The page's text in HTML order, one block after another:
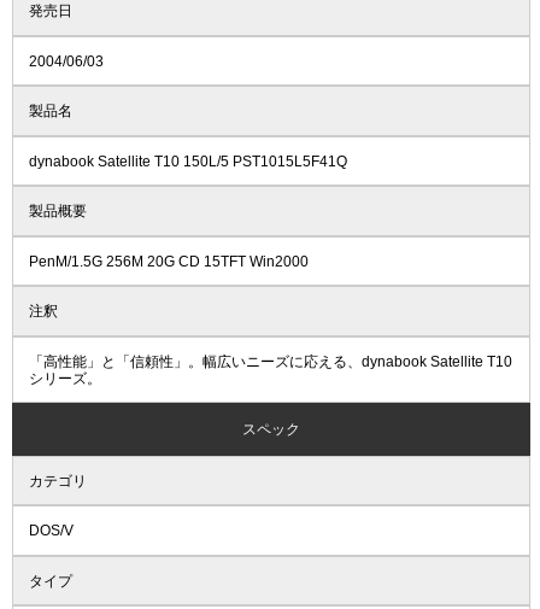
発売日
2004/06/03
製品名
dynabook Satellite T10 150L/5 PST1015L5F41Q
製品概要
PenM/1.5G 256M 20G CD 15TFT Win2000
注釈
「高性能」と「信頼性」。幅広いニーズに応える、dynabook Satellite T10
シリーズ。
スペック
カテゴリ
DOS/V
タイプ